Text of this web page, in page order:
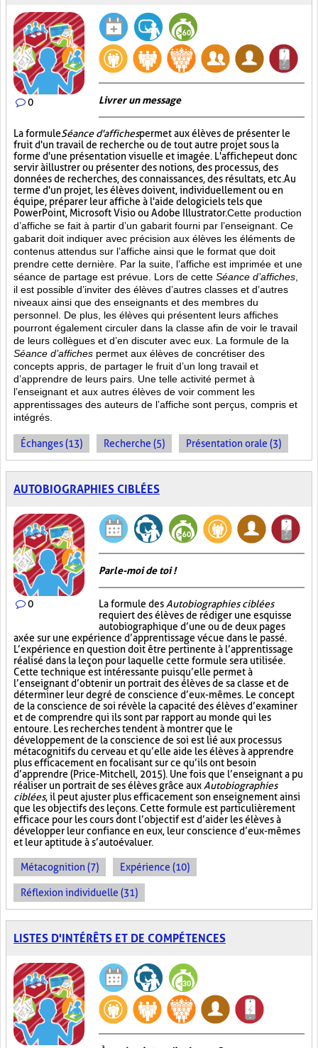
0 Livrer un message
La formuleSéance d'affichespermet aux élèves de présenter le
fruit d'un travail de recherche ou de tout autre projet sous la
forme d'une présentation visuelle et imagée. L'affichepeut donc
servir à illustrer ou présenter des notions, des processus, des
données de recherches, des connaissances, des résultats, etc. Au
terme d'un projet, les élèves doivent, individuellement ou en
équipe, préparer leur affiche à l'aide de logiciels tels que
PowerPoint, Microsoft Visio ou Adobe Illustrator.Cette production
d’affiche se fait à partir d’un gabarit fourni par l’enseignant. Ce
gabarit doit indiquer avec précision aux élèves les éléments de
contenus attendus sur l’affiche ainsi que le format que doit
prendre cette dernière. Par la suite, l’affiche est imprimée et une
séance de partage est prévue. Lors de cette Séance d’affiches
il est possible d’inviter des élèves d’autres classes et d’autres
niveaux ainsi que des enseignants et des membres du
personnel. De plus, les élèves qui présentent leurs affiches
pourront également circuler dans la classe afin de voir le travail
de leurs collègues et d’en discuter avec eux. La formule de la
Séance d’affiches permet aux élèves de concrétiser des
concepts appris, de partager le fruit d’un long travail et
d’apprendre de leurs pairs. Une telle activité permet à
l’enseignant et aux autres élèves de voir comment les
apprentissages des auteurs de l’affiche sont perçus, compris et
intégrés.
Échanges (13) Recherche (5) Présentation orale (3)
AUTOBIOGRAPHIES CIBLÉES
0
Parle-moi de toi !
La formule des Autobiographies ciblées
requiert des élèves de rédiger une esquisse
autobiographique d’une ou de deux pages
axée sur une expérience d’apprentissage vécue dans le passé.
L’expérience en question doit être pertinente à l’apprentissage
réalisé dans la leçon pour laquelle cette formule sera utilisée.
Cette technique est intéressante puisqu’elle permet à
l’enseignant d’obtenir un portrait des élèves de sa classe et de
déterminer leur degré de conscience d’eux-mêmes. Le concept
de la conscience de soi révèle la capacité des élèves d’examiner
et de comprendre qui ils sont par rapport au monde qui les
entoure. Les recherches tendent à montrer que le
développement de la conscience de soi est lié aux processus
métacognitifs du cerveau et qu’elle aide les élèves à apprendre
plus efficacement en focalisant sur ce qu’ils ont besoin
d’apprendre (Price-Mitchell, 2015). Une fois que l’enseignant a pu
réaliser un portrait de ses élèves grâce aux Autobiographies
ciblées, il peut ajuster plus efficacement son enseignement ainsi
que les objectifs des leçons. Cette formule est particulièrement
efficace pour les cours dont l’objectif est d’aider les élèves à
développer leur confiance en eux, leur conscience d’eux-mêmes
et leur aptitude à s’autoévaluer.
Métacognition (7) Expérience (10)
Réflexion individuelle (31)
LISTES D'INTÉRÊTS ET DE COMPÉTENCES